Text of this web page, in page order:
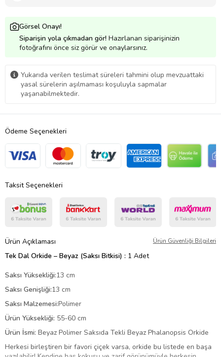
Görsel Onayı!
Siparişin yola çıkmadan gör! Hazırlanan siparişinizin
fotoğrafını önce siz görür ve onaylarsınız.
Yukarıda verilen teslimat süreleri tahmini olup mevzuattaki
yasal sürelerin aşılmaması koşuluyla sapmalar
yaşanabilmektedir.
Ödeme Seçenekleri
Taksit Seçenekleri
Ürün Açıklaması Ürün Güvenliği Bilgileri
Tek Dal Orkide – Beyaz (Saksı Bitkisi) : 1 Adet
Saksı Yüksekliği:13 cm
Saksı Genişliği:13 cm
Saksı Malzemesi:Polimer
Ürün Yüksekliği: 55-60 cm
Ürün İsmi: Beyaz Polimer Saksıda Tekli Beyaz Phalanopsis Orkide
Herkesi birleştiren bir favori çiçek varsa, orkide bu listede en başa